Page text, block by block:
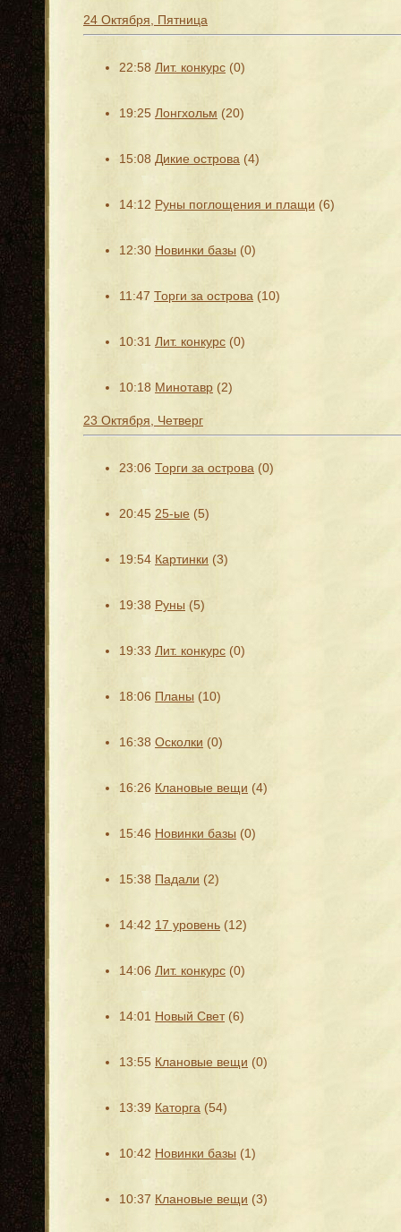
24 Октября, Пятница
22:58 Лит. конкурс (0)
19:25 Лонгхольм (20)
15:08 Дикие острова (4)
14:12 Руны поглощения и плащи (6)
12:30 Новинки базы (0)
11:47 Торги за острова (10)
10:31 Лит. конкурс (0)
10:18 Минотавр (2)
23 Октября, Четверг
23:06 Торги за острова (0)
20:45 25-ые (5)
19:54 Картинки (3)
19:38 Руны (5)
19:33 Лит. конкурс (0)
18:06 Планы (10)
16:38 Осколки (0)
16:26 Клановые вещи (4)
15:46 Новинки базы (0)
15:38 Падали (2)
14:42 17 уровень (12)
14:06 Лит. конкурс (0)
14:01 Новый Свет (6)
13:55 Клановые вещи (0)
13:39 Каторга (54)
10:42 Новинки базы (1)
10:37 Клановые вещи (3)